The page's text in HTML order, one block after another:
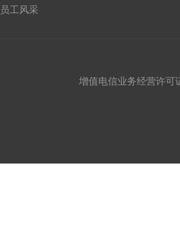
员工风采
增值电信业务经营许可